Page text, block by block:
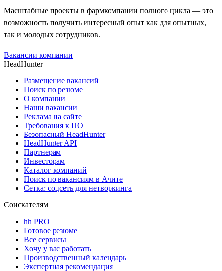
Масштабные проекты в фармкомпании полного цикла — это
возможность получить интересный опыт как для опытных,
так и молодых сотрудников.
Вакансии компании
HeadHunter
Размещение вакансий
Поиск по резюме
О компании
Наши вакансии
Реклама на сайте
Требования к ПО
Безопасный HeadHunter
HeadHunter API
Партнерам
Инвесторам
Каталог компаний
Поиск по вакансиям в Ачите
Сетка: соцсеть для нетворкинга
Соискателям
hh PRO
Готовое резюме
Все сервисы
Хочу у вас работать
Производственный календарь
Экспертная рекомендация